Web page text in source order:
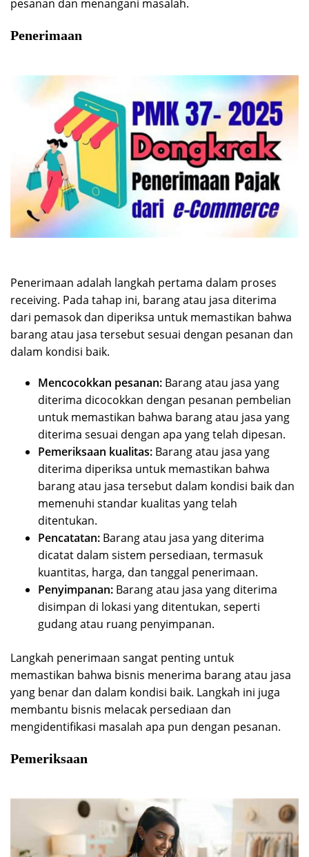
pesanan dan menangani masalah.
Penerimaan
Penerimaan adalah langkah pertama dalam proses
receiving. Pada tahap ini, barang atau jasa diterima
dari pemasok dan diperiksa untuk memastikan bahwa
barang atau jasa tersebut sesuai dengan pesanan dan
dalam kondisi baik.
Mencocokkan pesanan: Barang atau jasa yang
diterima dicocokkan dengan pesanan pembelian
untuk memastikan bahwa barang atau jasa yang
diterima sesuai dengan apa yang telah dipesan.
Pemeriksaan kualitas: Barang atau jasa yang
diterima diperiksa untuk memastikan bahwa
barang atau jasa tersebut dalam kondisi baik dan
memenuhi standar kualitas yang telah
ditentukan.
Pencatatan: Barang atau jasa yang diterima
dicatat dalam sistem persediaan, termasuk
kuantitas, harga, dan tanggal penerimaan.
Penyimpanan: Barang atau jasa yang diterima
disimpan di lokasi yang ditentukan, seperti
gudang atau ruang penyimpanan.
Langkah penerimaan sangat penting untuk
memastikan bahwa bisnis menerima barang atau jasa
yang benar dan dalam kondisi baik. Langkah ini juga
membantu bisnis melacak persediaan dan
mengidentifikasi masalah apa pun dengan pesanan.
Pemeriksaan